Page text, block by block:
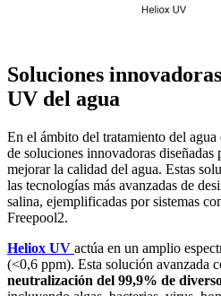
Soluciones
UV del agua
En el ámbito del tratamiento del
de soluciones innovadoras
mejorar la calidad del agua. Estas
las tecnologías más avanzadas de
salina, ejemplificadas por sistemas
Freepool2.
Heliox UV actúa en un amplio
(<0,6 ppm). Esta solución avanzada
neutralización del 99,9% de